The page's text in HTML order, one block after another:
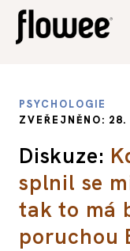
PSYCHOLOGIE
ZVEŘEJNĚNO:
Diskuze:
splnil se
tak to má
poruchou